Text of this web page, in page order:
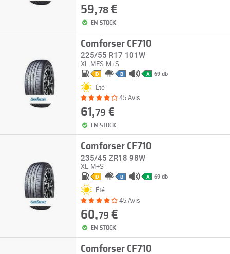
59,78€
EN STOCK
Comforser CF710
225/55 R17 101W
XL MFS M+S
D B A 69 db
Été
45 Avis
61,79 €
EN STOCK
Comforser CF710
235/45 ZR18 98W
XL M+S
D B A 69 db
Été
45 Avis
60,79 €
EN STOCK
Comforser CF710